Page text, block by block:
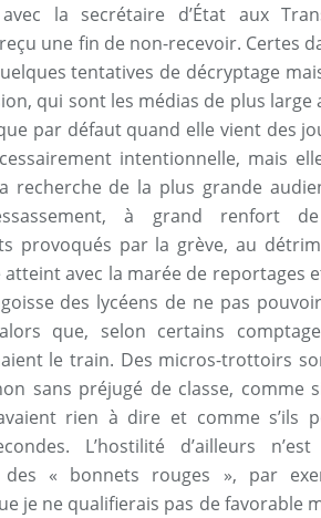
la secrétaire d’État aux
une fin de non-recevoir. Certes
tentatives de décryptage
qui sont les médias de plus large
par défaut quand elle vient des
intentionnelle, mais
recherche de la plus grande
à grand renfort
provoqués par la grève, au
atteint avec la marée de reportages
des lycéens de ne pas
alors que, selon certains
le train. Des micros-trottoirs
sans préjugé de classe, comme
rien à dire et comme s’ils
L’hostilité d’ailleurs
des « bonnets rouges », par
je ne qualifierais pas de favorable